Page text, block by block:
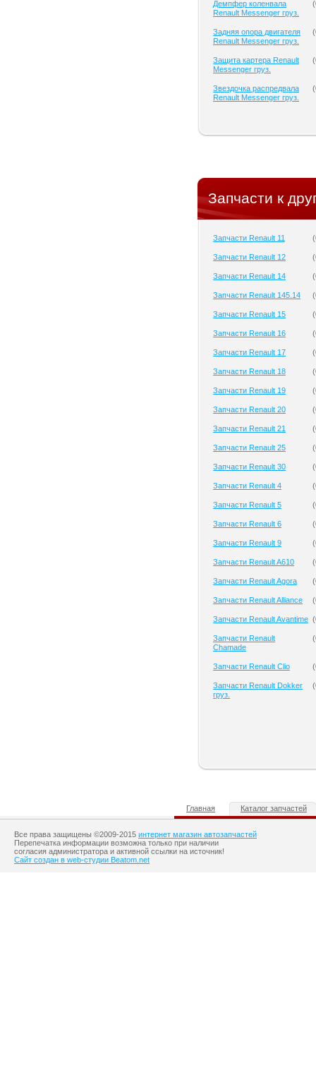
Демпфер коленвала
Renault Messenger груз.
(
Задняя опора двигателя
Renault Messenger груз.
(
Защита картера Renault
Messenger груз.
(
Звездочка распредвала
Renault Messenger груз.
(
Запчасти к
Запчасти Renault 11 (
Запчасти Renault 12 (
Запчасти Renault 14 (
Запчасти Renault 145.14 (
Запчасти Renault 15 (
Запчасти Renault 16 (
Запчасти Renault 17 (
Запчасти Renault 18 (
Запчасти Renault 19 (
Запчасти Renault 20 (
Запчасти Renault 21 (
Запчасти Renault 25 (
Запчасти Renault 30 (
Запчасти Renault 4 (
Запчасти Renault 5 (
Запчасти Renault 6 (
Запчасти Renault 9 (
Запчасти Renault A610 (
Запчасти Renault Agora (
Запчасти Renault Alliance (
Запчасти Renault Avantime (
Запчасти Renault
Chamade
(
Запчасти Renault Clio (
Запчасти Renault Dokker
груз.
(
Главная Каталог запчастей
Все права защищены ©2009-2015 интернет магазин автозапчастей
Перепечатка информации возможна только при наличии
согласия администратора и активной ссылки на источник!
Сайт создан в web-студии Beatom.net